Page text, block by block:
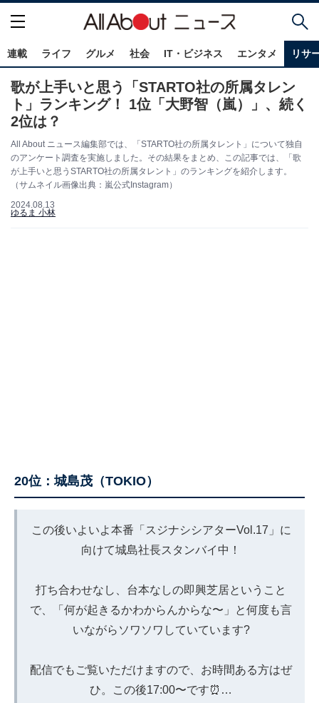
連載 ライフ グルメ 社会 IT・ビジネス エンタメ リサ
歌が上手いと思う「STARTO社の所属タレン
ト」ランキング！ 1位「大野智（嵐）」、続く
2位は？
All About ニュース編集部では、「STARTO社の所属タレント」について独自
のアンケート調査を実施しました。その結果をまとめ、この記事では、「歌
が上手いと思うSTARTO社の所属タレント」のランキングを紹介します。
（サムネイル画像出典：嵐公式Instagram）
2024.08.13
ゆるま 小林
20位：城島茂（TOKIO）
この後いよいよ本番「スジナシシアターVol.17」に
向けて城島社長スタンバイ中！
打ち合わせなし、台本なしの即興芝居ということ
で、「何が起きるかわからんからな〜」と何度も言
いながらソワソワしていています?
配信でもご覧いただけますので、お時間ある方はぜ
ひ。この後17:00〜です⏰…